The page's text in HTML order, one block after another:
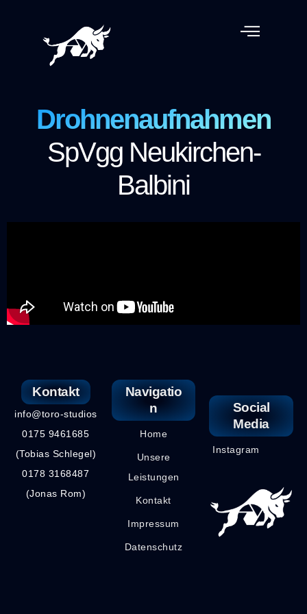
Drohnenaufnahmen
SpVgg Neukirchen-
Balbini
Kontakt
info@toro-studios
0175 9461685
(Tobias Schlegel)
0178 3168487
(Jonas Rom)
Navigatio
n
Home
Unsere
Leistungen
Kontakt
Impressum
Datenschutz
Social
Media
Instagram